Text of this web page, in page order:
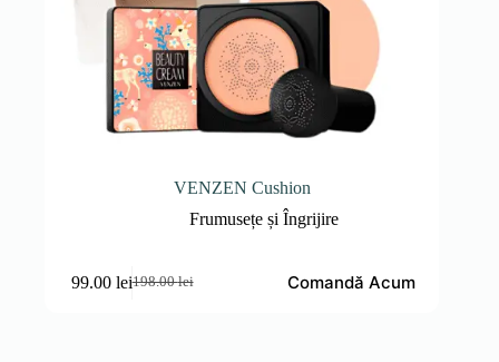
VENZEN Cushion
Frumusețe și Îngrijire
198.00lei
Prețul
99.00 leiPrețul
Comandă Acum